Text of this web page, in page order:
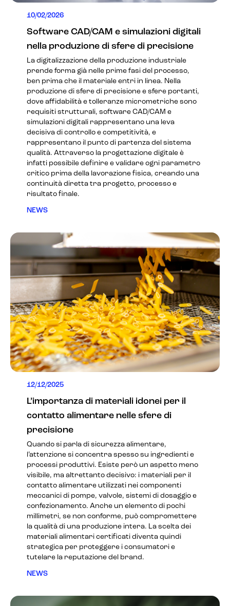
10/02/2026
Software CAD/CAM e simulazioni digitali
nella produzione di sfere di precisione
La digitalizzazione della produzione industriale
prende forma già nelle prime fasi del processo,
ben prima che il materiale entri in linea. Nella
produzione di sfere di precisione e sfere portanti,
dove affidabilità e tolleranze micrometriche sono
requisiti strutturali, software CAD/CAM e
simulazioni digitali rappresentano una leva
decisiva di controllo e competitività, e
rappresentano il punto di partenza del sistema
qualità. Attraverso la progettazione digitale è
infatti possibile definire e validare ogni parametro
critico prima della lavorazione fisica, creando una
continuità diretta tra progetto, processo e
risultato finale.
NEWS
12/12/2025
L’importanza di materiali idonei per il
contatto alimentare nelle sfere di
precisione
Quando si parla di sicurezza alimentare,
l’attenzione si concentra spesso su ingredienti e
processi produttivi. Esiste però un aspetto meno
visibile, ma altrettanto decisivo: i materiali per il
contatto alimentare utilizzati nei componenti
meccanici di pompe, valvole, sistemi di dosaggio e
confezionamento. Anche un elemento di pochi
millimetri, se non conforme, può compromettere
la qualità di una produzione intera. La scelta dei
materiali alimentari certificati diventa quindi
strategica per proteggere i consumatori e
tutelare la reputazione del brand.
NEWS